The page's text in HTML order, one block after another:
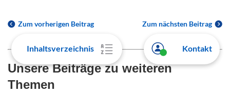
Inhaltsverzeichnis
Zum vorherigen Beitrag Zum nächsten Beitrag
Unsere Beiträge zu weiteren
Themen
Kontakt